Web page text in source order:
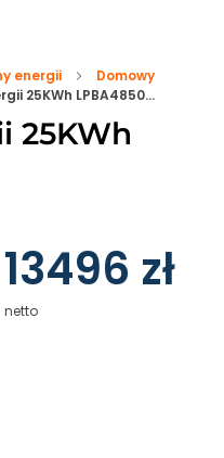
energii
Domowy
25KWh LPBA4850...
25KWh
13496 zł
netto